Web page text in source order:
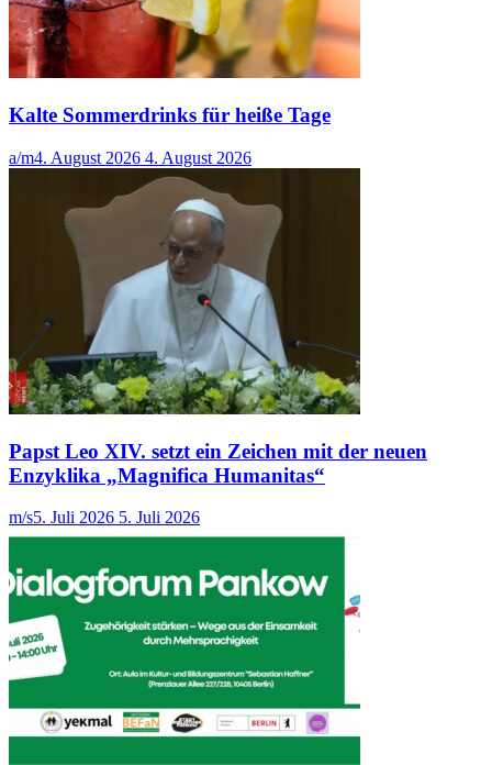
Kalte Sommerdrinks für heiße Tage
a/m4. August 2026 4. August 2026
Papst Leo XIV. setzt ein Zeichen mit der neuen
Enzyklika „Magnifica Humanitas“
m/s5. Juli 2026 5. Juli 2026